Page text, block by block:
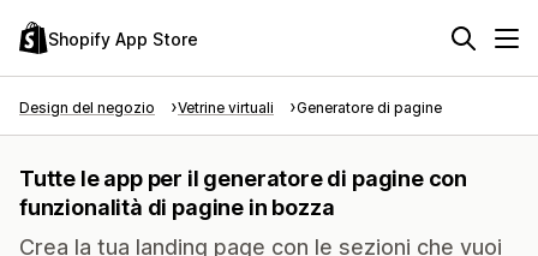
Shopify App Store
Design del negozio Vetrine virtuali Generatore di pagine
Tutte le app per il generatore di pagine con
funzionalità di pagine in bozza
Crea la tua landing page con le sezioni che vuoi